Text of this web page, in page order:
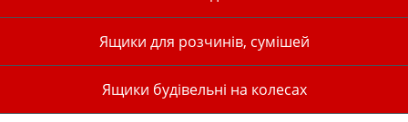
Ящики для розчинів, сумішей
Ящики будівельні на колесах